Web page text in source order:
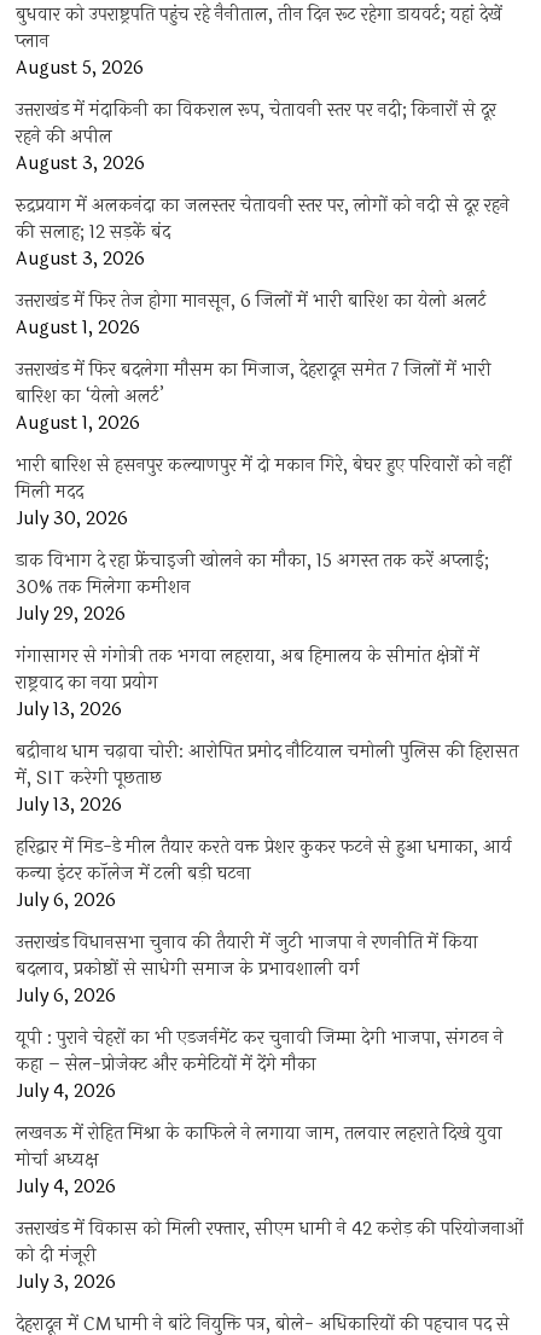
बुधवार को उपराष्ट्रपति पहुंच रहे नैनीताल, तीन दिन रूट रहेगा डायवर्ट; यहां देखें
प्‍लान
August 5, 2026
उत्तराखंड में मंदाकिनी का विकराल रूप, चेतावनी स्तर पर नदी; किनारों से दूर
रहने की अपील
August 3, 2026
रुद्रप्रयाग में अलकनंदा का जलस्तर चेतावनी स्तर पर, लोगों को नदी से दूर रहने
की सलाह; 12 सड़कें बंद
August 3, 2026
उत्तराखंड में फिर तेज होगा मानसून, 6 जिलों में भारी बारिश का येलो अलर्ट
August 1, 2026
उत्तराखंड में फिर बदलेगा मौसम का मिजाज, देहरादून समेत 7 जिलों में भारी
बारिश का ‘येलो अलर्ट’
August 1, 2026
भारी बारिश से हसनपुर कल्याणपुर में दो मकान गिरे, बेघर हुए परिवारों को नहीं
मिली मदद
July 30, 2026
डाक विभाग दे रहा फ्रेंचाइजी खोलने का मौका, 15 अगस्त तक करें अप्लाई;
30% तक मिलेगा कमीशन
July 29, 2026
गंगासागर से गंगोत्री तक भगवा लहराया, अब हिमालय के सीमांत क्षेत्रों में
राष्ट्रवाद का नया प्रयोग
July 13, 2026
बद्रीनाथ धाम चढ़ावा चोरी: आरोपित प्रमोद नौटियाल चमोली पुलिस की हिरासत
में, SIT करेगी पूछताछ
July 13, 2026
हरिद्वार में मिड-डे मील तैयार करते वक्त प्रेशर कुकर फटने से हुआ धमाका, आर्य
कन्या इंटर कॉलेज में टली बड़ी घटना
July 6, 2026
उत्तराखंंड विधानसभा चुनाव की तैयारी में जुटी भाजपा ने रणनीति में किया
बदलाव, प्रकोष्ठों से साधेगी समाज के प्रभावशाली वर्ग
July 6, 2026
यूपी : पुराने चेहरों का भी एडजर्नमेंट कर चुनावी जिम्मा देगी भाजपा, संगठन ने
कहा – सेल-प्रोजेक्ट और कमेटियों में देंगे मौका
July 4, 2026
लखनऊ में रोहित मिश्रा के काफिले ने लगाया जाम, तलवार लहराते दिखे युवा
मोर्चा अध्यक्ष
July 4, 2026
उत्तराखंड में विकास को मिली रफ्तार, सीएम धामी ने 42 करोड़ की परियोजनाओं
को दी मंजूरी
July 3, 2026
देहरादून में CM धामी ने बांटे नियुक्ति पत्र, बोले- अधिकारियों की पहचान पद से